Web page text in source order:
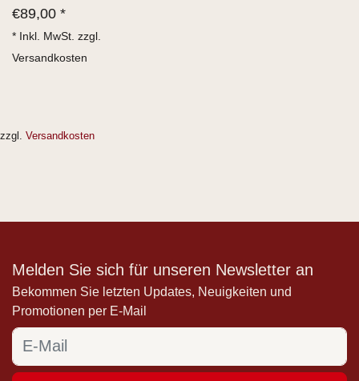
€89,00 *
* Inkl. MwSt. zzgl.
Versandkosten
zzgl. Versandkosten
Melden Sie sich für unseren Newsletter an
Bekommen Sie letzten Updates, Neuigkeiten und
Promotionen per E-Mail